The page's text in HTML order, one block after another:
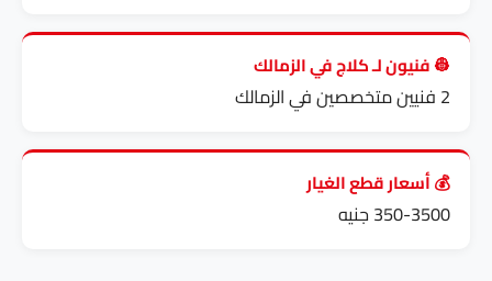
👷 فنيون لـ كلاج في الزمالك
2 فنيين متخصصين في الزمالك
💰 أسعار قطع الغيار
350-3500 جنيه